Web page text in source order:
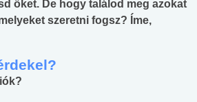
őket. De hogy találod meg azokat
szeretni fogsz? Íme,